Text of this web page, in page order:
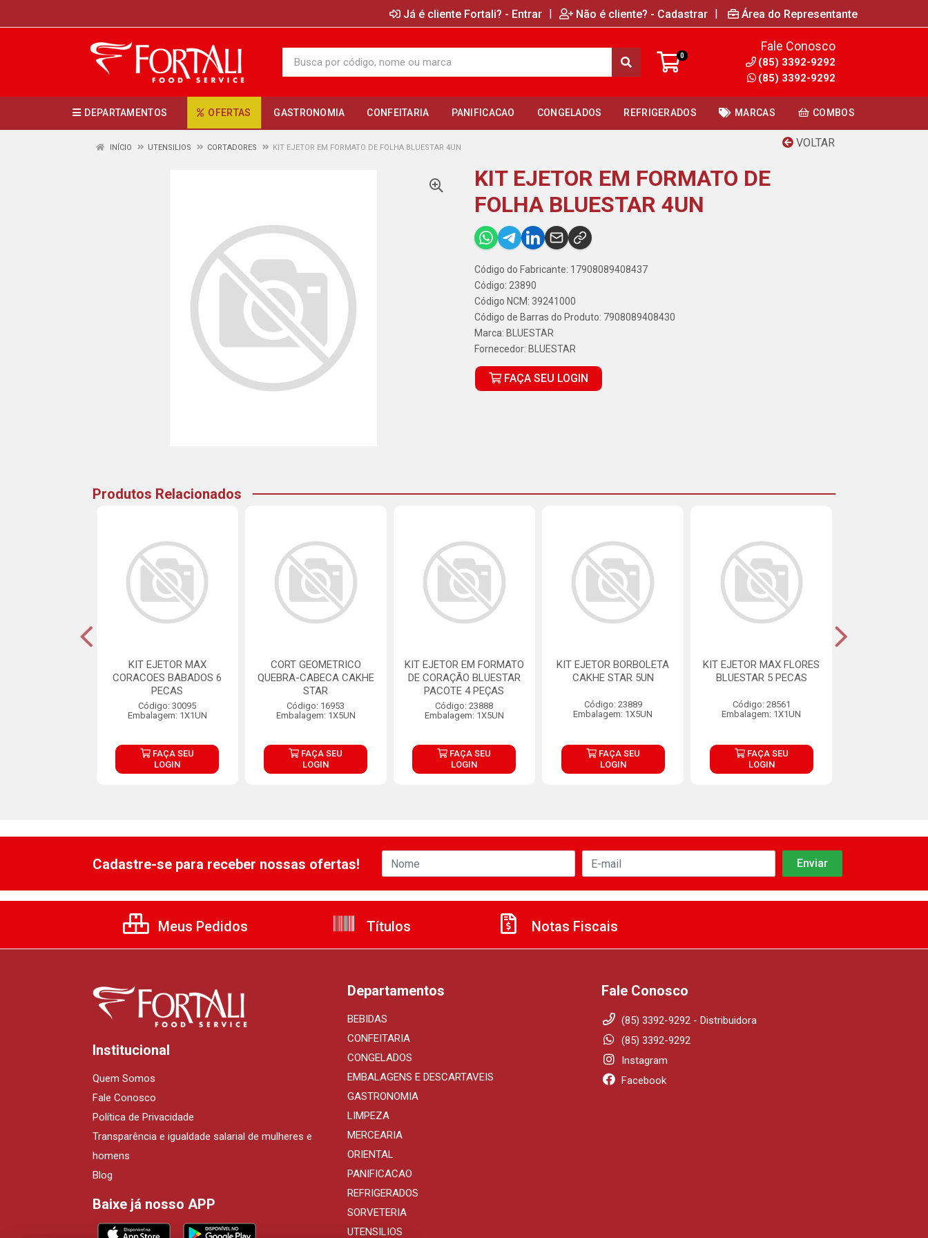
Já é cliente Fortali? - Entrar | Não é cliente? - Cadastrar | Área do Representante
0
Fale Conosco
(85) 3392-9292
(85) 3392-9292
DEPARTAMENTOS OFERTAS GASTRONOMIA CONFEITARIA PANIFICACAO CONGELADOS REFRIGERADOS MARCAS COMBOS
VOLTAR
INÍCIO UTENSILIOS CORTADORES KIT EJETOR EM FORMATO DE FOLHA BLUESTAR 4UN
KIT EJETOR EM FORMATO DE
FOLHA BLUESTAR 4UN
Código do Fabricante: 17908089408437
Código: 23890
Código NCM: 39241000
Código de Barras do Produto: 7908089408430
Marca: BLUESTAR
Fornecedor: BLUESTAR
FAÇA SEU LOGIN
Produtos Relacionados
KIT EJETOR MAX
CORACOES BABADOS 6
PECAS
Código: 30095
Embalagem: 1X1UN
FAÇA SEU
LOGIN
CORT GEOMETRICO
QUEBRA-CABECA CAKHE
STAR
Código: 16953
Embalagem: 1X5UN
FAÇA SEU
LOGIN
KIT EJETOR EM FORMATO
DE CORAÇÃO BLUESTAR
PACOTE 4 PEÇAS
Código: 23888
Embalagem: 1X5UN
FAÇA SEU
LOGIN
KIT EJETOR BORBOLETA
CAKHE STAR 5UN
Código: 23889
Embalagem: 1X5UN
FAÇA SEU
LOGIN
KIT EJETOR MAX FLORES
BLUESTAR 5 PECAS
Código: 28561
Embalagem: 1X1UN
FAÇA SEU
LOGIN
Cadastre-se para receber nossas ofertas!
Meus Pedidos Títulos Notas Fiscais
Institucional
Quem Somos
Fale Conosco
Política de Privacidade
Transparência e igualdade salarial de mulheres e
homens
Blog
Baixe já nosso APP
Departamentos
BEBIDAS
CONFEITARIA
CONGELADOS
EMBALAGENS E DESCARTAVEIS
GASTRONOMIA
LIMPEZA
MERCEARIA
ORIENTAL
PANIFICACAO
REFRIGERADOS
SORVETERIA
UTENSILIOS
Fale Conosco
(85) 3392-9292 - Distribuidora
(85) 3392-9292
Instagram
Facebook